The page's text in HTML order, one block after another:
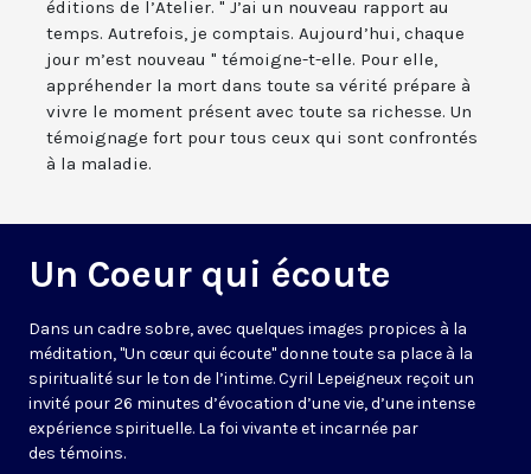
éditions de l’Atelier. " J’ai un nouveau rapport au
temps. Autrefois, je comptais. Aujourd’hui, chaque
jour m’est nouveau " témoigne-t-elle. Pour elle,
appréhender la mort dans toute sa vérité prépare à
vivre le moment présent avec toute sa richesse. Un
témoignage fort pour tous ceux qui sont confrontés
à la maladie.
Un Coeur qui écoute
Dans un cadre sobre, avec quelques images propices à la
méditation, "Un cœur qui écoute" donne toute sa place à la
spiritualité sur le ton de l’intime. Cyril Lepeigneux reçoit un
invité pour 26 minutes d’évocation d’une vie, d’une intense
expérience spirituelle. La foi vivante et incarnée par
des témoins.